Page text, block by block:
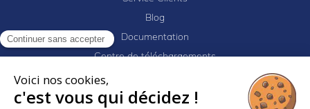
Continuer sans accepter
Voici nos cookies,
c'est vous qui décidez !
Blog
Documentation
Centre de téléchargements
Newsletter